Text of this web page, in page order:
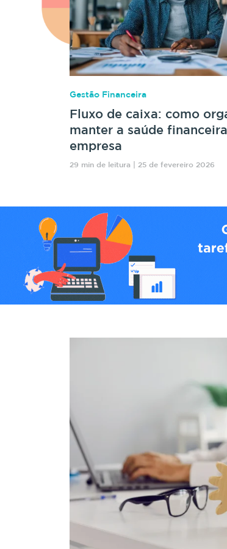
Gestão Financeira
Fluxo de caixa: como
manter a saúde
empresa
29 min de leitura | 25 de fevereiro 2026